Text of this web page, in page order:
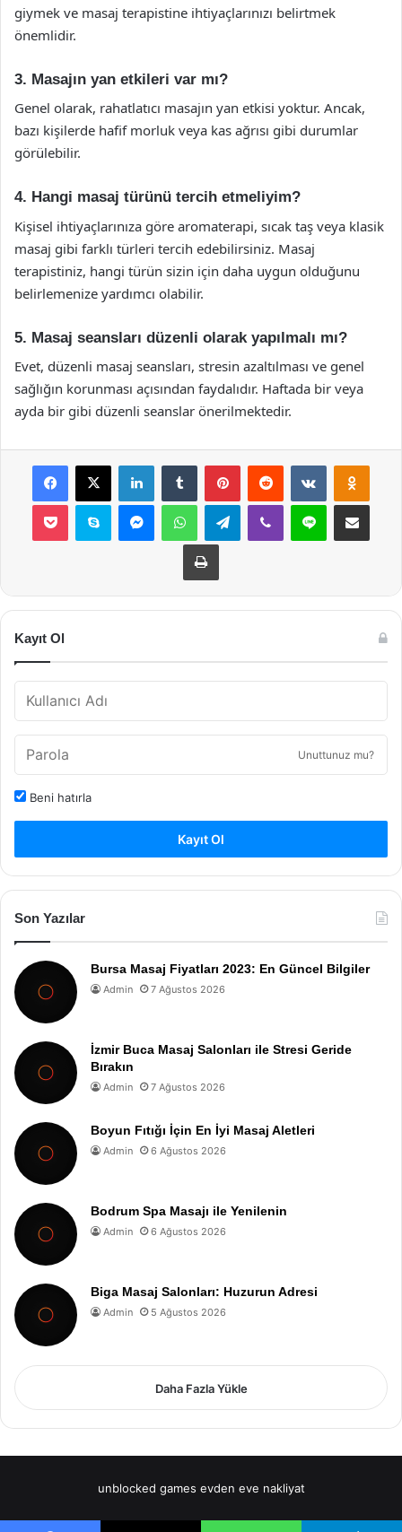
giymek ve masaj terapistine ihtiyaçlarınızı belirtmek
önemlidir.
3. Masajın yan etkileri var mı?
Genel olarak, rahatlatıcı masajın yan etkisi yoktur. Ancak,
bazı kişilerde hafif morluk veya kas ağrısı gibi durumlar
görülebilir.
4. Hangi masaj türünü tercih etmeliyim?
Kişisel ihtiyaçlarınıza göre aromaterapi, sıcak taş veya klasik
masaj gibi farklı türleri tercih edebilirsiniz. Masaj
terapistiniz, hangi türün sizin için daha uygun olduğunu
belirlemenize yardımcı olabilir.
5. Masaj seansları düzenli olarak yapılmalı mı?
Evet, düzenli masaj seansları, stresin azaltılması ve genel
sağlığın korunması açısından faydalıdır. Haftada bir veya
ayda bir gibi düzenli seanslar önerilmektedir.
Facebook
X LinkedInTumblr PinterestReddit VKontakte
Pocket Skype MessengerWhatsAppTelegramViber Line E-Posta ile
Yazdır
Kayıt Ol
Unuttunuz mu?
Beni hatırla
Kayıt Ol
Son Yazılar
Bursa Masaj Fiyatları 2023: En Güncel Bilgiler
Admin 7 Ağustos 2026
İzmir Buca Masaj Salonları ile Stresi Geride
Bırakın
Admin 7 Ağustos 2026
Boyun Fıtığı İçin En İyi Masaj Aletleri
Admin 6 Ağustos 2026
Bodrum Spa Masajı ile Yenilenin
Admin 6 Ağustos 2026
Biga Masaj Salonları: Huzurun Adresi
Admin 5 Ağustos 2026
Daha Fazla Yükle
unblocked games evden eve nakliyat